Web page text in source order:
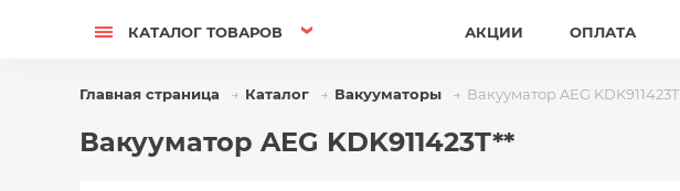
КАТАЛОГ ТОВАРОВ АКЦИИ ОПЛАТА
Главная страница Каталог Вакууматоры Вакууматор AEG KDK911423T
Вакууматор AEG KDK911423T**